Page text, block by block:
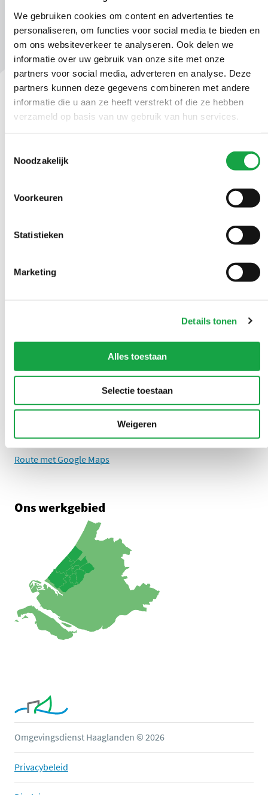
We gebruiken cookies om content en advertenties te
personaliseren, om functies voor social media te bieden en
om ons websiteverkeer te analyseren. Ook delen we
informatie over uw gebruik van onze site met onze
partners voor social media, adverteren en analyse. Deze
partners kunnen deze gegevens combineren met andere
informatie die u aan ze heeft verstrekt of die ze hebben
verzameld op basis van uw gebruik van hun services.
Noodzakelijk
Voorkeuren
Statistieken
Marketing
Details tonen
Alles toestaan
Selectie toestaan
Weigeren
Contact
(070) 21 899 00
Stuur ons een bericht
LinkedIn Omgevingsdienst Haaglanden (opent in een nieuw
Instagram Omgevingsdienst Haaglanden (opent in
X Omgevingsdienst Haaglanden (opent in
Facebook Omgevingsdienst
U kunt 24/7 een milieuklacht indienen
Adres
2596 AW Den Haag
Route met Google Maps
Ons werkgebied
Omgevingsdienst Haaglanden © 2026
Privacybeleid